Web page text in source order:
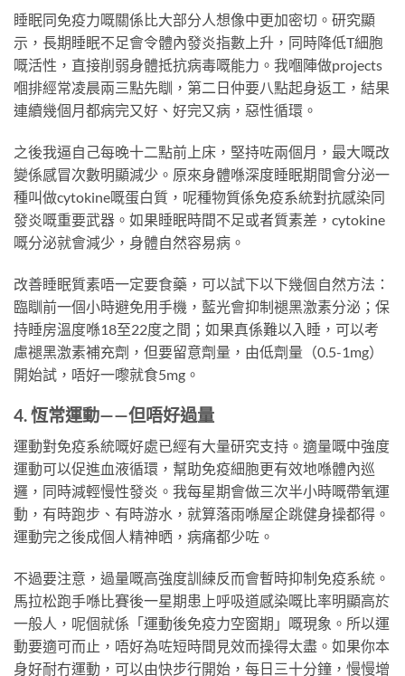
睡眠同免疫力嘅關係比大部分人想像中更加密切。研究顯
示，長期睡眠不足會令體內發炎指數上升，同時降低T細胞
嘅活性，直接削弱身體抵抗病毒嘅能力。我嗰陣做projects
嗰排經常凌晨兩三點先瞓，第二日仲要八點起身返工，結果
連續幾個月都病完又好、好完又病，惡性循環。
之後我逼自己每晚十二點前上床，堅持咗兩個月，最大嘅改
變係感冒次數明顯減少。原來身體喺深度睡眠期間會分泌一
種叫做cytokine嘅蛋白質，呢種物質係免疫系統對抗感染同
發炎嘅重要武器。如果睡眠時間不足或者質素差，cytokine
嘅分泌就會減少，身體自然容易病。
改善睡眠質素唔一定要食藥，可以試下以下幾個自然方法：
臨瞓前一個小時避免用手機，藍光會抑制褪黑激素分泌；保
持睡房溫度喺18至22度之間；如果真係難以入睡，可以考
慮褪黑激素補充劑，但要留意劑量，由低劑量（0.5-1mg）
開始試，唔好一嚟就食5mg。
4. 恆常運動——但唔好過量
運動對免疫系統嘅好處已經有大量研究支持。適量嘅中強度
運動可以促進血液循環，幫助免疫細胞更有效地喺體內巡
邏，同時減輕慢性發炎。我每星期會做三次半小時嘅帶氧運
動，有時跑步、有時游水，就算落雨喺屋企跳健身操都得。
運動完之後成個人精神晒，病痛都少咗。
不過要注意，過量嘅高強度訓練反而會暫時抑制免疫系統。
馬拉松跑手喺比賽後一星期患上呼吸道感染嘅比率明顯高於
一般人，呢個就係「運動後免疫力空窗期」嘅現象。所以運
動要適可而止，唔好為咗短時間見效而操得太盡。如果你本
身好耐冇運動，可以由快步行開始，每日三十分鐘，慢慢增